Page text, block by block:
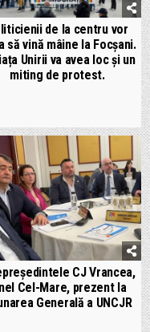
de la centru vor
să vină mâine la Focșani.
Unirii va avea loc și un
miting de protest.
CJ Vrancea,
Cel-Mare, prezent la
Generală a UNCJR